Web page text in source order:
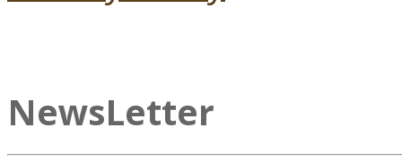
NewsLetter